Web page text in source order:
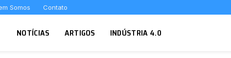
Somos Contato
NOTÍCIAS ARTIGOS INDÚSTRIA 4.0